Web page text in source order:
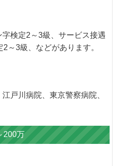
検定2～3級、サービス接遇
～3級、などがあります。
戸川病院、東京警察病院、
200万